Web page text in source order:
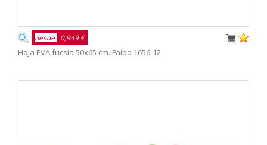
desde 0,949 €
Hoja EVA fucsia 50x65 cm. Faibo 1656-12